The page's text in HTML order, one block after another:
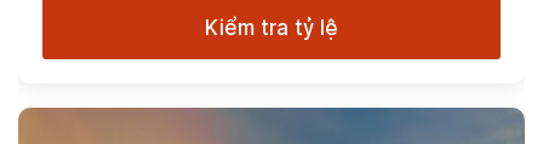
Kiểm tra tỷ lệ